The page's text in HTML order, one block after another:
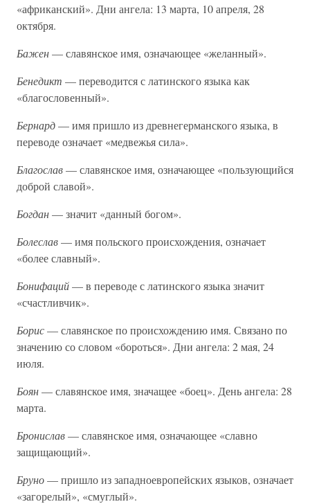
«африканский». Дни ангела: 13 марта, 10 апреля, 28
октября.
Бажен— славянское имя, означающее «желанный».
Бенедикт — переводится с латинского языка как
«благословенный».
Бернард— имя пришло из древнегерманского языка, в
переводе означает «медвежья сила».
Благослав— славянское имя, означающее «пользующийся
доброй славой».
Богдан— значит «данный богом».
Болеслав— имя польского происхождения, означает
«более славный».
Бонифаций— в переводе с латинского языка значит
«счастливчик».
Борис— славянское по происхождению имя. Связано по
значению со словом «бороться». Дни ангела: 2 мая, 24
июля.
Боян— славянское имя, значащее «боец». День ангела: 28
марта.
Бронислав— славянское имя, означающее «славно
защищающий».
Бруно— пришло из западноевропейских языков, означает
«загорелый», «смуглый».